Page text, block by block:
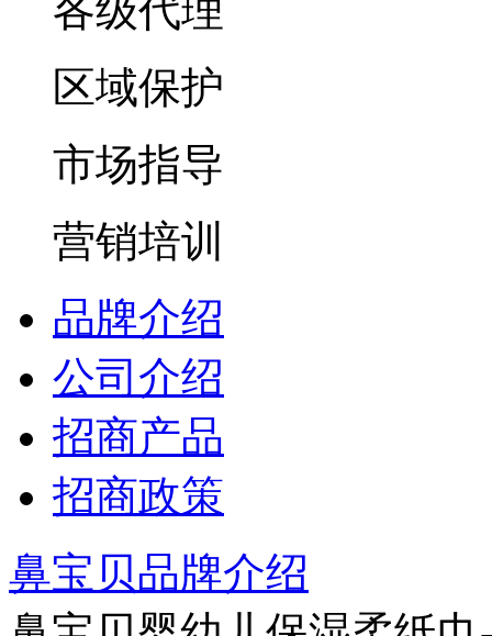
各级代理
区域保护
市场指导
营销培训
品牌介绍
公司介绍
招商产品
招商政策
鼻宝贝品牌介绍